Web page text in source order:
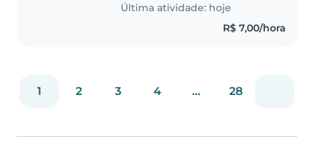
Última atividade: hoje
R$ 7,00/hora
1 2 3 4 ... 28